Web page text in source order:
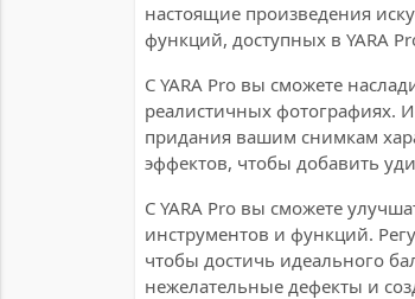
настоящие произведения
функций, доступных в YARA
С YARA Pro вы сможете
реалистичных фотографиях.
придания вашим снимкам
эффектов, чтобы добавить
С YARA Pro вы сможете
инструментов и функций.
чтобы достичь идеального
нежелательные дефекты и